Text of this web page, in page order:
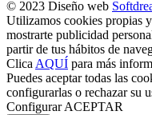
© 2023 Diseño web
Utilizamos cookies propias
mostrarte publicidad
partir de tus hábitos de
Clica AQUÍ para más
Puedes aceptar todas las
configurarlas o rechazar su
Configurar ACEPTAR